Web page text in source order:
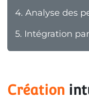
4. Analyse des
5. Intégration
Création